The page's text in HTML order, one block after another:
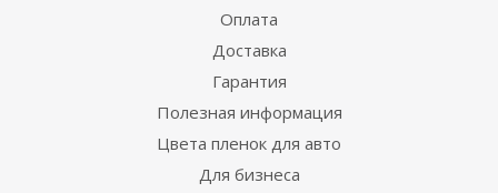
Оплата
Доставка
Гарантия
Полезная информация
Цвета пленок для авто
Для бизнеса